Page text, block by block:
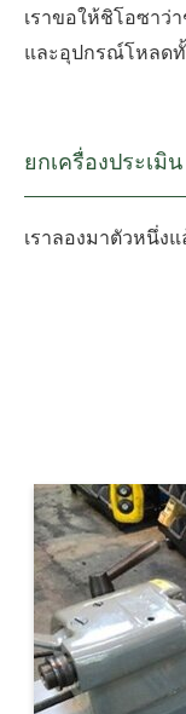
เราขอให้ชิโอซาว่
และอุปกรณ์โหลด
ยกเครื่องประเมิน
เราลองมาตัวหนึ่ง